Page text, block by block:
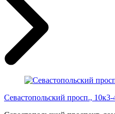
Севастопольский просп., 10к3-